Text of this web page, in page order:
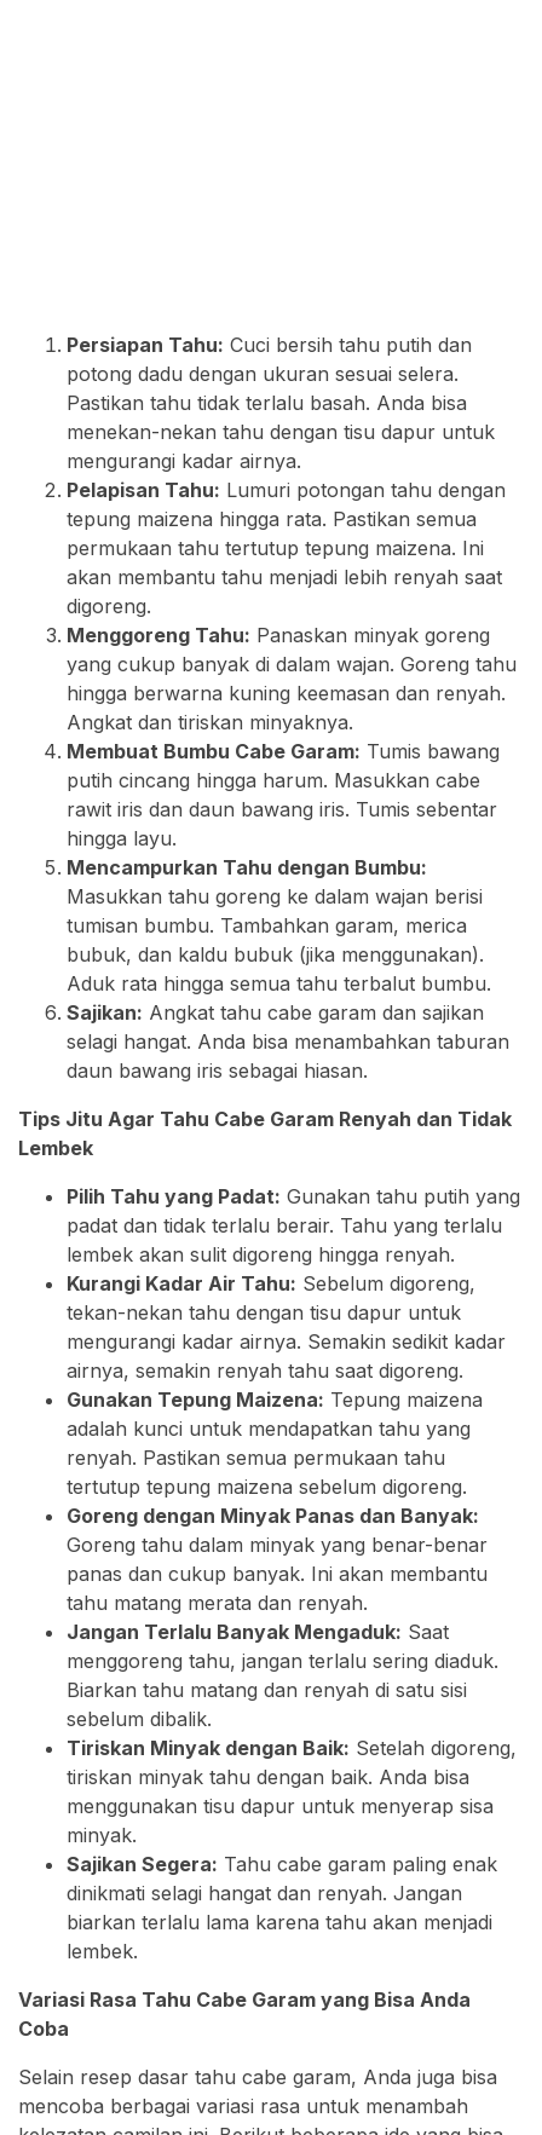
Persiapan Tahu: Cuci bersih tahu putih dan
potong dadu dengan ukuran sesuai selera.
Pastikan tahu tidak terlalu basah. Anda bisa
menekan-nekan tahu dengan tisu dapur untuk
mengurangi kadar airnya.
Pelapisan Tahu: Lumuri potongan tahu dengan
tepung maizena hingga rata. Pastikan semua
permukaan tahu tertutup tepung maizena. Ini
akan membantu tahu menjadi lebih renyah saat
digoreng.
Menggoreng Tahu: Panaskan minyak goreng
yang cukup banyak di dalam wajan. Goreng tahu
hingga berwarna kuning keemasan dan renyah.
Angkat dan tiriskan minyaknya.
Membuat Bumbu Cabe Garam: Tumis bawang
putih cincang hingga harum. Masukkan cabe
rawit iris dan daun bawang iris. Tumis sebentar
hingga layu.
Mencampurkan Tahu dengan Bumbu:
Masukkan tahu goreng ke dalam wajan berisi
tumisan bumbu. Tambahkan garam, merica
bubuk, dan kaldu bubuk (jika menggunakan).
Aduk rata hingga semua tahu terbalut bumbu.
Sajikan: Angkat tahu cabe garam dan sajikan
selagi hangat. Anda bisa menambahkan taburan
daun bawang iris sebagai hiasan.
Tips Jitu Agar Tahu Cabe Garam Renyah dan Tidak
Lembek
Pilih Tahu yang Padat: Gunakan tahu putih yang
padat dan tidak terlalu berair. Tahu yang terlalu
lembek akan sulit digoreng hingga renyah.
Kurangi Kadar Air Tahu: Sebelum digoreng,
tekan-nekan tahu dengan tisu dapur untuk
mengurangi kadar airnya. Semakin sedikit kadar
airnya, semakin renyah tahu saat digoreng.
Gunakan Tepung Maizena: Tepung maizena
adalah kunci untuk mendapatkan tahu yang
renyah. Pastikan semua permukaan tahu
tertutup tepung maizena sebelum digoreng.
Goreng dengan Minyak Panas dan Banyak:
Goreng tahu dalam minyak yang benar-benar
panas dan cukup banyak. Ini akan membantu
tahu matang merata dan renyah.
Jangan Terlalu Banyak Mengaduk: Saat
menggoreng tahu, jangan terlalu sering diaduk.
Biarkan tahu matang dan renyah di satu sisi
sebelum dibalik.
Tiriskan Minyak dengan Baik: Setelah digoreng,
tiriskan minyak tahu dengan baik. Anda bisa
menggunakan tisu dapur untuk menyerap sisa
minyak.
Sajikan Segera: Tahu cabe garam paling enak
dinikmati selagi hangat dan renyah. Jangan
biarkan terlalu lama karena tahu akan menjadi
lembek.
Variasi Rasa Tahu Cabe Garam yang Bisa Anda
Coba
Selain resep dasar tahu cabe garam, Anda juga bisa
mencoba berbagai variasi rasa untuk menambah